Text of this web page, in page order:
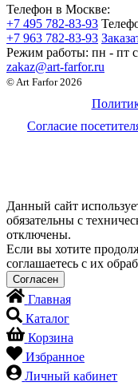
Телефон в Москве:
+7 495 782-83-93
+7 963 782-83-93
Режим работы: пн - пт
zakaz@art-farfor.ru
© Art Farfor 2026
Согласие
Данный сайт
обязательны с
отключены.
Если вы хотите
соглашаетесь с их
Главная
Каталог
Корзина
Избранное
Личный кабинет